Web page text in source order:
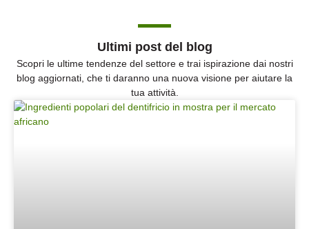
Ultimi post del blog
Scopri le ultime tendenze del settore e trai ispirazione dai nostri
blog aggiornati, che ti daranno una nuova visione per aiutare la
tua attività.